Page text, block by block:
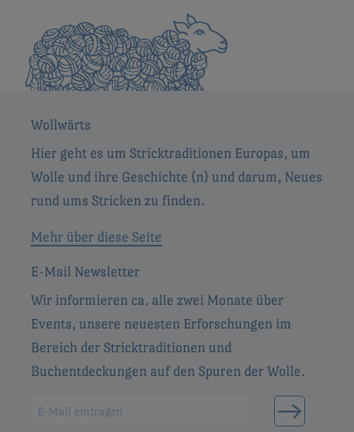
Wollwärts
Hier geht es um Stricktraditionen Europas, um
Wolle und ihre Geschichte (n) und darum, Neues
rund ums Stricken zu finden.
Mehr über diese Seite
E-Mail Newsletter
Wir informieren ca. alle zwei Monate über
Events, unsere neuesten Erforschungen im
Bereich der Stricktraditionen und
Buchentdeckungen auf den Spuren der Wolle.